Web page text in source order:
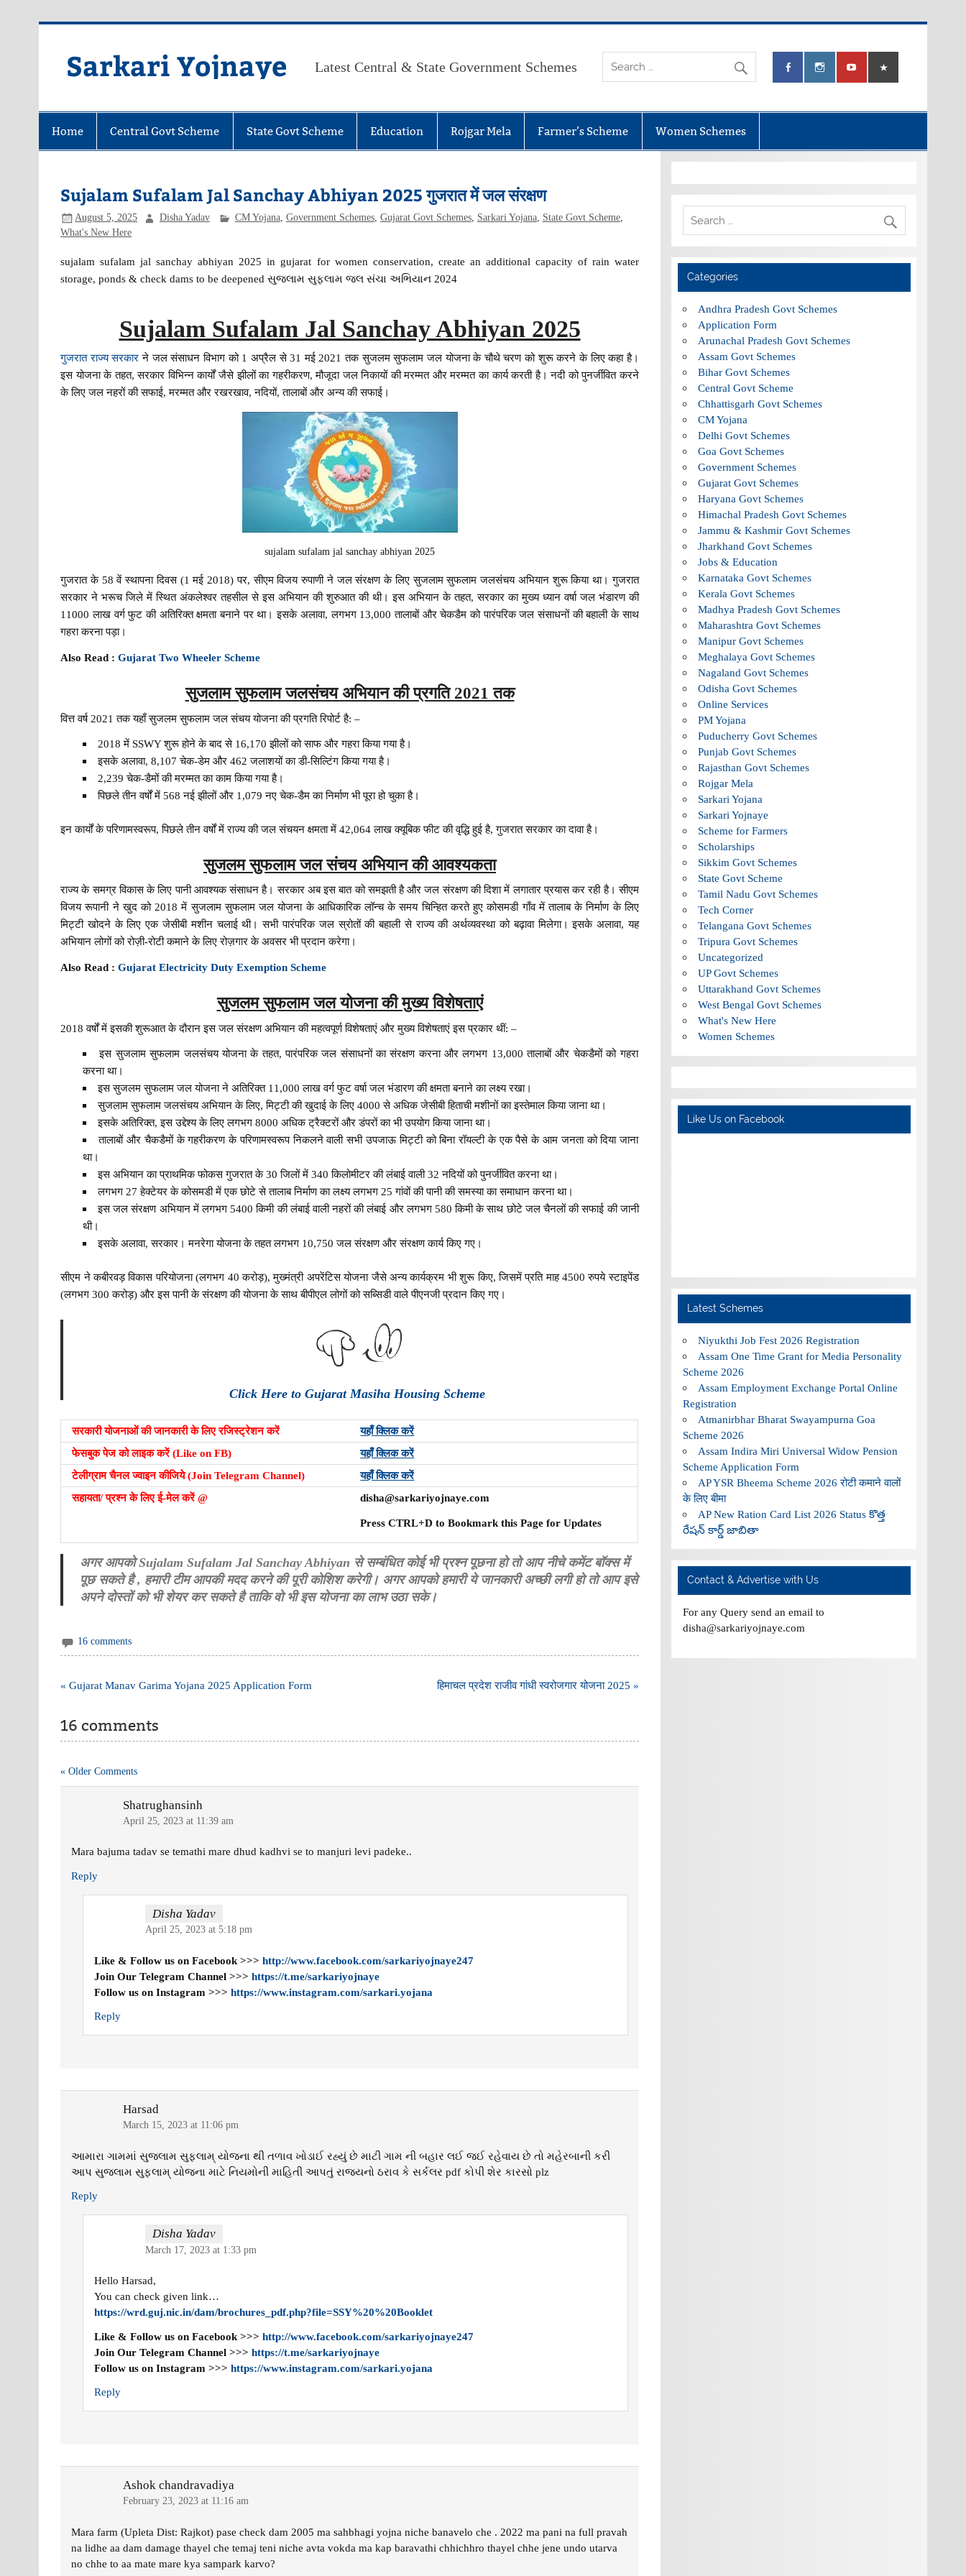
Sarkari Yojnaye Latest Central & State Government Schemes
Home Central Govt Scheme State Govt Scheme Education Rojgar Mela Farmer’s Scheme Women Schemes
Sujalam Sufalam Jal Sanchay Abhiyan 2025 गुजरात में जल संरक्षण
August 5, 2025 Disha Yadav CM Yojana, Government Schemes, Gujarat Govt Schemes, Sarkari Yojana, State Govt Scheme,
What's New Here
sujalam sufalam jal sanchay abhiyan 2025 in gujarat for women conservation, create an additional capacity of rain water
storage, ponds & check dams to be deepened સુજલામ સુફલામ જલ સંચા અભિયાન 2024
Sujalam Sufalam Jal Sanchay Abhiyan 2025
गुजरात राज्य सरकार ने जल संसाधन विभाग को 1 अप्रैल से 31 मई 2021 तक सुजलम सुफलाम जल योजना के चौथे चरण को शुरू करने के लिए कहा है।
इस योजना के तहत, सरकार विभिन्न कार्यों जैसे झीलों का गहरीकरण, मौजूदा जल निकायों की मरम्मत और मरम्मत का कार्य करती है। नदी को पुनर्जीवित करने
के लिए जल नहरों की सफाई, मरम्मत और रखरखाव, नदियों, तालाबों और अन्य की सफाई।
sujalam sufalam jal sanchay abhiyan 2025
गुजरात के 58 वें स्थापना दिवस (1 मई 2018) पर, सीएम विजय रुपाणी ने जल संरक्षण के लिए सुजलाम सुफलाम जलसंचय अभियान शुरू किया था। गुजरात
सरकार ने भरूच जिले में स्थित अंकलेश्वर तहसील से इस अभियान की शुरुआत की थी। इस अभियान के तहत, सरकार का मुख्य ध्यान वर्षा जल भंडारण की
11000 लाख वर्ग फुट की अतिरिक्त क्षमता बनाने पर था। इसके अलावा, लगभग 13,000 तालाबों और चेकडैम को पारंपरिक जल संसाधनों की बहाली के साथ
गहरा करना पड़ा।
Also Read :Gujarat Two Wheeler Scheme
सुजलाम सुफलाम जलसंचय अभियान की प्रगति 2021 तक
वित्त वर्ष 2021 तक यहाँ सुजलम सुफलाम जल संचय योजना की प्रगति रिपोर्ट है: –
2018 में SSWY शुरू होने के बाद से 16,170 झीलों को साफ और गहरा किया गया है।
इसके अलावा, 8,107 चेक-डेम और 462 जलाशयों का डी-सिल्टिंग किया गया है।
2,239 चेक-डैमों की मरम्मत का काम किया गया है।
पिछले तीन वर्षों में 568 नई झीलों और 1,079 नए चेक-डैम का निर्माण भी पूरा हो चुका है।
इन कार्यों के परिणामस्वरूप, पिछले तीन वर्षों में राज्य की जल संचयन क्षमता में 42,064 लाख क्यूबिक फीट की वृद्धि हुई है, गुजरात सरकार का दावा है।
सुजलम सुफलाम जल संचय अभियान की आवश्यकता
राज्य के समग्र विकास के लिए पानी आवश्यक संसाधन है। सरकार अब इस बात को समझती है और जल संरक्षण की दिशा में लगातार प्रयास कर रही है। सीएम
विजय रूपानी ने खुद को 2018 में सुजलाम सुफलाम जल योजना के आधिकारिक लॉन्च के समय चिन्हित करते हुए कोसमडी गाँव में तालाब के निर्माण के लिए
मिट्टी खोदने के लिए एक जेसीबी मशीन चलाई थी। सभी पारंपरिक जल स्रोतों की बहाली से राज्य की अर्थव्यवस्था को बढ़ावा मिलेगा। इसके अलावा, यह
अभियान लोगों को रोज़ी-रोटी कमाने के लिए रोज़गार के अवसर भी प्रदान करेगा।
Also Read :Gujarat Electricity Duty Exemption Scheme
सुजलम सुफलाम जल योजना की मुख्य विशेषताएं
2018 वर्षों में इसकी शुरूआत के दौरान इस जल संरक्षण अभियान की महत्वपूर्ण विशेषताएं और मुख्य विशेषताएं इस प्रकार थीं: –
इस सुजलाम सुफलाम जलसंचय योजना के तहत, पारंपरिक जल संसाधनों का संरक्षण करना और लगभग 13,000 तालाबों और चेकडैमों को गहरा
करना था।
इस सुजलम सुफलाम जल योजना ने अतिरिक्त 11,000 लाख वर्ग फुट वर्षा जल भंडारण की क्षमता बनाने का लक्ष्य रखा।
सुजलाम सुफलाम जलसंचय अभियान के लिए, मिट्टी की खुदाई के लिए 4000 से अधिक जेसीबी हिताची मशीनों का इस्तेमाल किया जाना था।
इसके अतिरिक्त, इस उद्देश्य के लिए लगभग 8000 अधिक ट्रैक्टरों और डंपरों का भी उपयोग किया जाना था।
तालाबों और चैकडैमों के गहरीकरण के परिणामस्वरूप निकलने वाली सभी उपजाऊ मिट्टी को बिना रॉयल्टी के एक पैसे के आम जनता को दिया जाना
था।
इस अभियान का प्राथमिक फोकस गुजरात के 30 जिलों में 340 किलोमीटर की लंबाई वाली 32 नदियों को पुनर्जीवित करना था।
लगभग 27 हेक्टेयर के कोसमडी में एक छोटे से तालाब निर्माण का लक्ष्य लगभग 25 गांवों की पानी की समस्या का समाधान करना था।
इस जल संरक्षण अभियान में लगभग 5400 किमी की लंबाई वाली नहरों की लंबाई और लगभग 580 किमी के साथ छोटे जल चैनलों की सफाई की जानी
थी।
इसके अलावा, सरकार। मनरेगा योजना के तहत लगभग 10,750 जल संरक्षण और संरक्षण कार्य किए गए।
सीएम ने कबीरवड़ विकास परियोजना (लगभग 40 करोड़), मुख्मंत्री अपरेंटिस योजना जैसे अन्य कार्यक्रम भी शुरू किए, जिसमें प्रति माह 4500 रुपये स्टाइपेंड
(लगभग 300 करोड़) और इस पानी के संरक्षण की योजना के साथ बीपीएल लोगों को सब्सिडी वाले पीएनजी प्रदान किए गए।
Click Here to Gujarat Masiha Housing Scheme
सरकारी योजनाओं की जानकारी के लिए रजिस्ट्रेशन करें
यहाँ क्लिक करें
फेसबुक पेज को लाइक करें (Like on FB)
यहाँ क्लिक करें
टेलीग्राम चैनल ज्वाइन कीजिये (Join Telegram Channel)
यहाँ क्लिक करें
सहायता/ प्रश्न के लिए ई-मेल करें @
disha@sarkariyojnaye.com
Press CTRL+D to Bookmark this Page for Updates
अगर आपको Sujalam Sufalam Jal Sanchay Abhiyan से सम्बंधित कोई भी प्रश्न पूछना हो तो आप नीचे कमेंट बॉक्स में
पूछ सकते है , हमारी टीम आपकी मदद करने की पूरी कोशिश करेगी। अगर आपको हमारी ये जानकारी अच्छी लगी हो तो आप इसे
अपने दोस्तों को भी शेयर कर सकते है ताकि वो भी इस योजना का लाभ उठा सके।
16 comments
Post
« Gujarat Manav Garima Yojana 2025 Application Form हिमाचल प्रदेश राजीव गांधी स्वरोजगार योजना 2025 »
16 comments
« Older Comments
Shatrughansinh
April 25, 2023 at 11:39 am
Mara bajuma tadav se temathi mare dhud kadhvi se to manjuri levi padeke..
Reply
Disha Yadav
April 25, 2023 at 5:18 pm
Like & Follow us on Facebook >>> http://www.facebook.com/sarkariyojnaye247
Join Our Telegram Channel >>> https://t.me/sarkariyojnaye
Follow us on Instagram >>> https://www.instagram.com/sarkari.yojana
Reply
Harsad
March 15, 2023 at 11:06 pm
આમારા ગામમાં સુજલામ સુફલામ્ યોજના થી તળાવ ખોડાઈ રહ્યું છે માટી ગામ ની બહાર લઈ જઈ રહેવાય છે તો મહેરબાની કરી
આપ સુજલામ સુફલામ્ યોજના માટે નિયમોની માહિતી આપતું રાજ્યનો ઠરાવ કે સર્કલર pdf કોપી શેર કારસો plz
Reply
Disha Yadav
March 17, 2023 at 1:33 pm
Hello Harsad,
You can check given link…
https://wrd.guj.nic.in/dam/brochures_pdf.php?file=SSY%20%20Booklet
Like & Follow us on Facebook >>> http://www.facebook.com/sarkariyojnaye247
Join Our Telegram Channel >>> https://t.me/sarkariyojnaye
Follow us on Instagram >>> https://www.instagram.com/sarkari.yojana
Reply
Ashok chandravadiya
February 23, 2023 at 11:16 am
Mara farm (Upleta Dist: Rajkot) pase check dam 2005 ma sahbhagi yojna niche banavelo che . 2022 ma pani na full pravah
na lidhe aa dam damage thayel che temaj teni niche avta vokda ma kap baravathi chhichhro thayel chhe jene undo utarva
no chhe to aa mate mare kya sampark karvo?
Categories
Andhra Pradesh Govt Schemes
Application Form
Arunachal Pradesh Govt Schemes
Assam Govt Schemes
Bihar Govt Schemes
Central Govt Scheme
Chhattisgarh Govt Schemes
CM Yojana
Delhi Govt Schemes
Goa Govt Schemes
Government Schemes
Gujarat Govt Schemes
Haryana Govt Schemes
Himachal Pradesh Govt Schemes
Jammu & Kashmir Govt Schemes
Jharkhand Govt Schemes
Jobs & Education
Karnataka Govt Schemes
Kerala Govt Schemes
Madhya Pradesh Govt Schemes
Maharashtra Govt Schemes
Manipur Govt Schemes
Meghalaya Govt Schemes
Nagaland Govt Schemes
Odisha Govt Schemes
Online Services
PM Yojana
Puducherry Govt Schemes
Punjab Govt Schemes
Rajasthan Govt Schemes
Rojgar Mela
Sarkari Yojana
Sarkari Yojnaye
Scheme for Farmers
Scholarships
Sikkim Govt Schemes
State Govt Scheme
Tamil Nadu Govt Schemes
Tech Corner
Telangana Govt Schemes
Tripura Govt Schemes
Uncategorized
UP Govt Schemes
Uttarakhand Govt Schemes
West Bengal Govt Schemes
What's New Here
Women Schemes
Like Us on Facebook
Latest Schemes
Niyukthi Job Fest 2026 Registration
Assam One Time Grant for Media Personality
Scheme 2026
Assam Employment Exchange Portal Online
Registration
Atmanirbhar Bharat Swayampurna Goa
Scheme 2026
Assam Indira Miri Universal Widow Pension
Scheme Application Form
AP YSR Bheema Scheme 2026 रोटी कमाने वालों
के लिए बीमा
AP New Ration Card List 2026 Status కొత్త
రేషన్ కార్డ్ జాబితా
Contact & Advertise with Us
For any Query send an email to
disha@sarkariyojnaye.com